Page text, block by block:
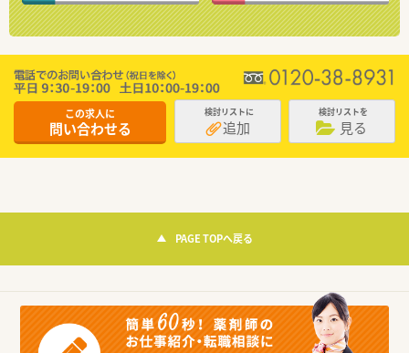
この求人に
問い合わせる
検討リストに
追加
検討リストを
見る
PAGE TOPへ戻る